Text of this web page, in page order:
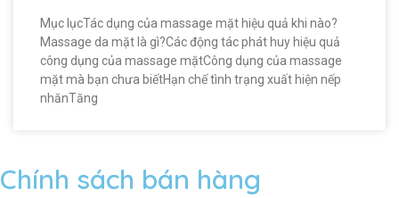
Mục lụcTác dụng của massage mặt hiệu quả khi nào?
Massage da mặt là gì?Các động tác phát huy hiệu quả
công dụng của massage mặtCông dụng của massage
mặt mà bạn chưa biếtHạn chế tình trạng xuất hiện nếp
nhănTăng
Chính sách bán hàng